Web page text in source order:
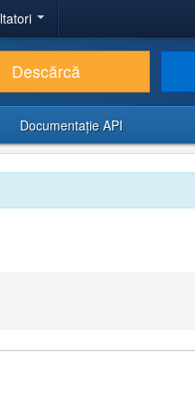
Descărcă
Documentaţie API